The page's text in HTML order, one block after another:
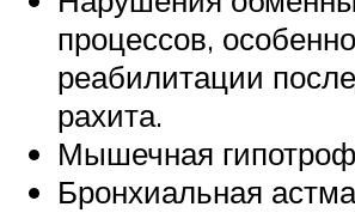
процессов,
реабилитации
рахита.
Мышечная
Бронхиальная